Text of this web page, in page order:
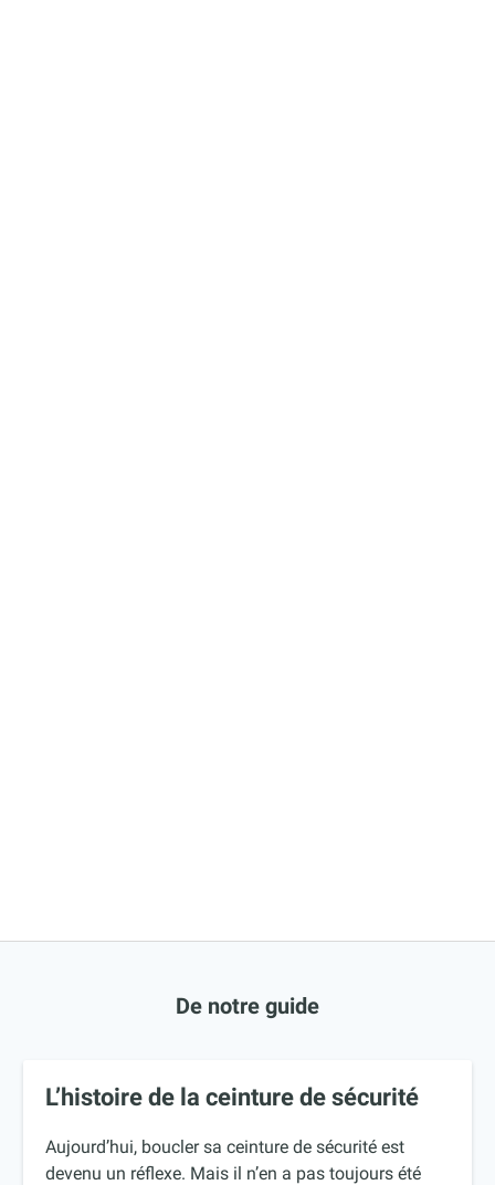
De notre guide
L’histoire de la ceinture de sécurité
Aujourd’hui, boucler sa ceinture de sécurité est
devenu un réflexe. Mais il n’en a pas toujours été